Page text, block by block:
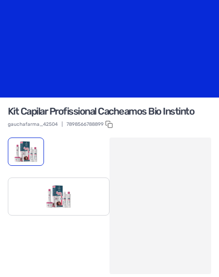
Kit Capilar Profissional Cacheamos Bio Instinto
gauchafarma_42504 7898566788899